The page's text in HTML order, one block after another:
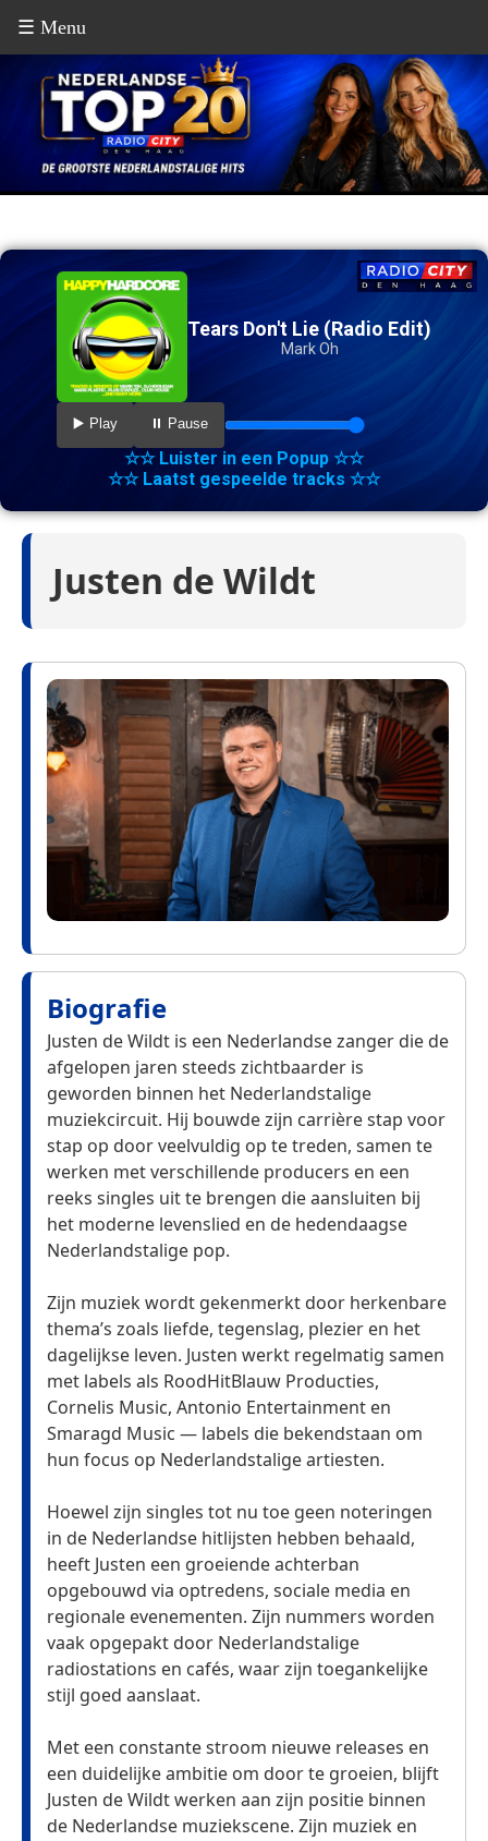
☰ Menu
Tears Don't Lie (Radio Edit)
Mark Oh
▶️ Play ⏸️ Pause
☆☆ Luister in een Popup ☆☆
☆☆ Laatst gespeelde tracks ☆☆
Justen de Wildt
Biografie
Justen de Wildt is een Nederlandse zanger die de
afgelopen jaren steeds zichtbaarder is
geworden binnen het Nederlandstalige
muziekcircuit. Hij bouwde zijn carrière stap voor
stap op door veelvuldig op te treden, samen te
werken met verschillende producers en een
reeks singles uit te brengen die aansluiten bij
het moderne levenslied en de hedendaagse
Nederlandstalige pop.
Zijn muziek wordt gekenmerkt door herkenbare
thema’s zoals liefde, tegenslag, plezier en het
dagelijkse leven. Justen werkt regelmatig samen
met labels als RoodHitBlauw Producties,
Cornelis Music, Antonio Entertainment en
Smaragd Music — labels die bekendstaan om
hun focus op Nederlandstalige artiesten.
Hoewel zijn singles tot nu toe geen noteringen
in de Nederlandse hitlijsten hebben behaald,
heeft Justen een groeiende achterban
opgebouwd via optredens, sociale media en
regionale evenementen. Zijn nummers worden
vaak opgepakt door Nederlandstalige
radiostations en cafés, waar zijn toegankelijke
stijl goed aanslaat.
Met een constante stroom nieuwe releases en
een duidelijke ambitie om door te groeien, blijft
Justen de Wildt werken aan zijn positie binnen
de Nederlandse muziekscene. Zijn muziek en